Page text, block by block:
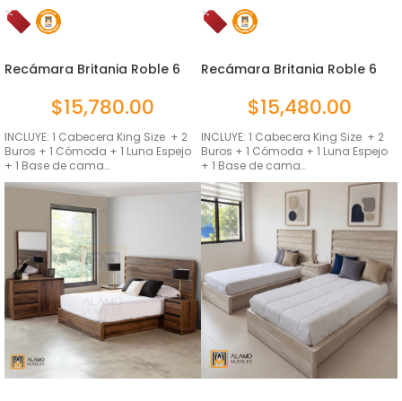
Recámara Britania Roble 6
$15,780.00
INCLUYE: 1 Cabecera King Size + 2
Buros + 1 Cómoda + 1 Luna Espejo
+ 1 Base de cama…
Recámara Britania Roble 6
$15,480.00
INCLUYE: 1 Cabecera King Size + 2
Buros + 1 Cómoda + 1 Luna Espejo
+ 1 Base de cama…